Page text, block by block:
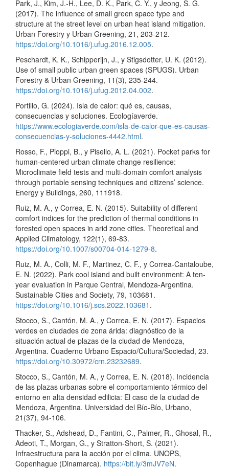
Park, J., Kim, J.-H., Lee, D. K., Park, C. Y., y Jeong, S. G.
(2017). The influence of small green space type and
structure at the street level on urban heat island mitigation.
Urban Forestry y Urban Greening, 21, 203-212.
https://doi.org/10.1016/j.ufug.2016.12.005.
Peschardt, K. K., Schipperijn, J., y Stigsdotter, U. K. (2012).
Use of small public urban green spaces (SPUGS). Urban
Forestry & Urban Greening, 11(3), 235-244.
https://doi.org/10.1016/j.ufug.2012.04.002.
Portillo, G. (2024). Isla de calor: qué es, causas,
consecuencias y soluciones. Ecologíaverde.
https://www.ecologiaverde.com/isla-de-calor-que-es-causas-
consecuencias-y-soluciones-4442.html.
Rosso, F., Pioppi, B., y Pisello, A. L. (2021). Pocket parks for
human-centered urban climate change resilience:
Microclimate field tests and multi-domain comfort analysis
through portable sensing techniques and citizens’ science.
Energy y Buildings, 260, 111918.
Ruiz, M. A., y Correa, E. N. (2015). Suitability of different
comfort indices for the prediction of thermal conditions in
forested open spaces in arid zone cities. Theoretical and
Applied Climatology, 122(1), 69-83.
https://doi.org/10.1007/s00704-014-1279-8.
Ruiz, M. A., Colli, M. F., Martinez, C. F., y Correa-Cantaloube,
E. N. (2022). Park cool island and built environment: A ten-
year evaluation in Parque Central, Mendoza-Argentina.
Sustainable Cities and Society, 79, 103681.
https://doi.org/10.1016/j.scs.2022.103681 .
Stocco, S., Cantón, M. A., y Correa, E. N. (2017). Espacios
verdes en ciudades de zona árida: diagnóstico de la
situación actual de plazas de la ciudad de Mendoza,
Argentina. Cuaderno Urbano Espacio/Cultura/Sociedad, 23.
https://doi.org/10.30972/crn.23232689.
Stocco, S., Cantón, M. A., y Correa, E. N. (2018). Incidencia
de las plazas urbanas sobre el comportamiento térmico del
entorno en alta densidad edilicia: El caso de la ciudad de
Mendoza, Argentina. Universidad del Bío-Bío, Urbano,
21(37), 94-106.
Thacker, S., Adshead, D., Fantini, C., Palmer, R., Ghosal, R.,
Adeoti, T., Morgan, G., y Stratton-Short, S. (2021).
Infraestructura para la acción por el clima. UNOPS,
Copenhague (Dinamarca). https://bit.ly/3mJV7eN.